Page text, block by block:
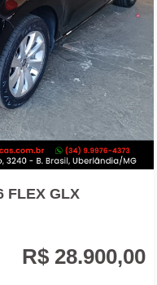
FLEX GLX
R$ 28.900,00